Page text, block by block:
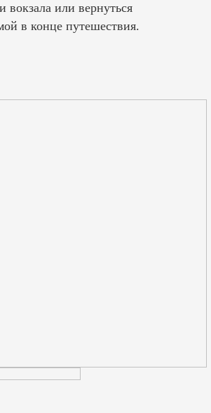
вокзала или вернуться
в конце путешествия.